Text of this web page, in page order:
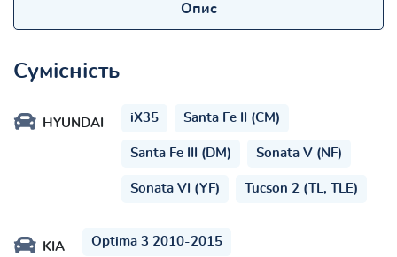
Опис
Сумісність
HYUNDAI iX35 Santa Fe II (CM)
Santa Fe III (DM) Sonata V (NF)
Sonata VI (YF) Tucson 2 (TL, TLE)
KIA Optima 3 2010-2015